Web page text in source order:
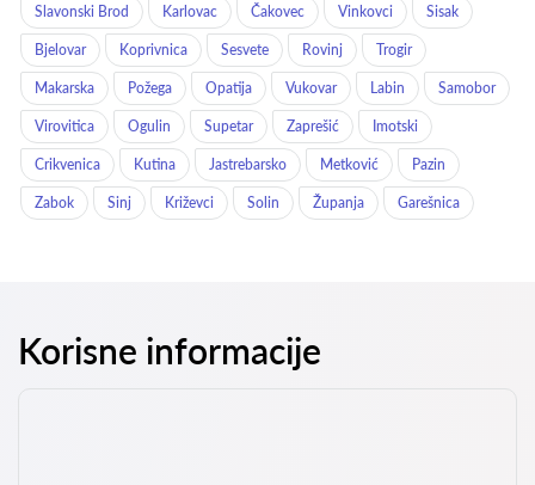
Slavonski Brod Karlovac Čakovec Vinkovci Sisak
Bjelovar Koprivnica Sesvete Rovinj Trogir
Makarska Požega Opatija Vukovar Labin Samobor
Virovitica Ogulin Supetar Zaprešić Imotski
Crikvenica Kutina Jastrebarsko Metković Pazin
Zabok Sinj Križevci Solin Županja Garešnica
Korisne informacije